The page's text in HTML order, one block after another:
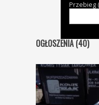
Przebieg
OGŁOSZENIA (40)